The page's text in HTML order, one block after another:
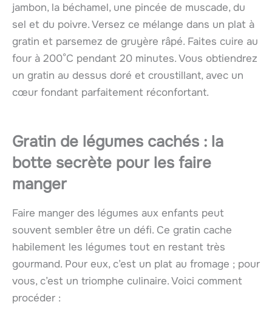
jambon, la béchamel, une pincée de muscade, du
sel et du poivre. Versez ce mélange dans un plat à
gratin et parsemez de gruyère râpé. Faites cuire au
four à 200°C pendant 20 minutes. Vous obtiendrez
un gratin au dessus doré et croustillant, avec un
cœur fondant parfaitement réconfortant.
Gratin de légumes cachés : la
botte secrète pour les faire
manger
Faire manger des légumes aux enfants peut
souvent sembler être un défi. Ce gratin cache
habilement les légumes tout en restant très
gourmand. Pour eux, c’est un plat au fromage ; pour
vous, c’est un triomphe culinaire. Voici comment
procéder :